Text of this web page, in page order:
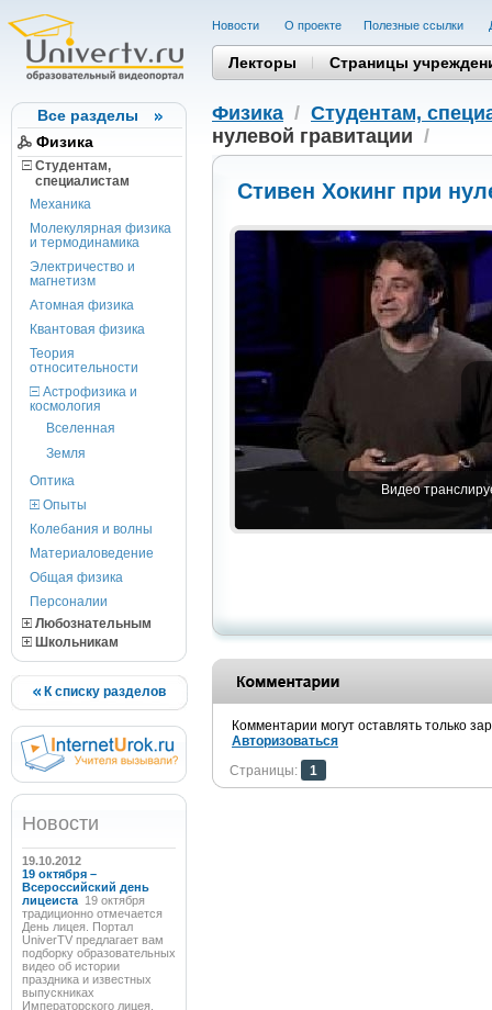
Все разделы
Физика
Студентам,
cпециалистам
Механика
Молекулярная физика
и термодинамика
Электричество и
магнетизм
Атомная физика
Квантовая физика
Теория
относительности
Астрофизика и
космология
Вселенная
Земля
Оптика
Опыты
Колебания и волны
Материаловедение
Общая физика
Персоналии
Любознательным
Школьникам
К списку разделов
Новости
19.10.2012
19 октября –
Всероссийский день
лицеиста 19 октября
традиционно отмечается
День лицея. Портал
UniverTV предлагает вам
подборку образовательных
видео об истории
праздника и известных
выпускниках
Императорского лицея,
Новости О проекте Полезные cсылки
Лекторы Страницы
Физика / Студентам,
нулевой гравитации /
Стивен Хокинг при
Видео
Комментарии могут оставлять только
Авторизоваться
Страницы:
1